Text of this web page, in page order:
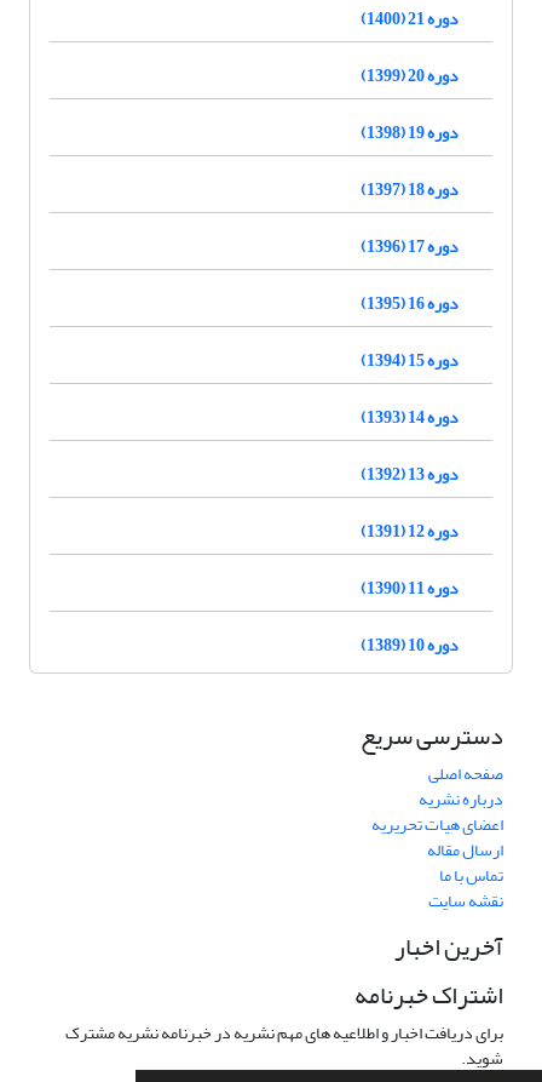
دوره 21 (1400)
دوره 20 (1399)
دوره 19 (1398)
دوره 18 (1397)
دوره 17 (1396)
دوره 16 (1395)
دوره 15 (1394)
دوره 14 (1393)
دوره 13 (1392)
دوره 12 (1391)
دوره 11 (1390)
دوره 10 (1389)
دسترسی سریع
صفحه اصلی
درباره نشریه
اعضای هیات تحریریه
ارسال مقاله
تماس با ما
نقشه سایت
آخرین اخبار
اشتراک خبرنامه
برای دریافت اخبار و اطلاعیه های مهم نشریه در خبرنامه نشریه مشترک
شوید.